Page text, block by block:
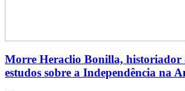
Morre Heraclio Bonilla, historiador
estudos sobre a Independência na